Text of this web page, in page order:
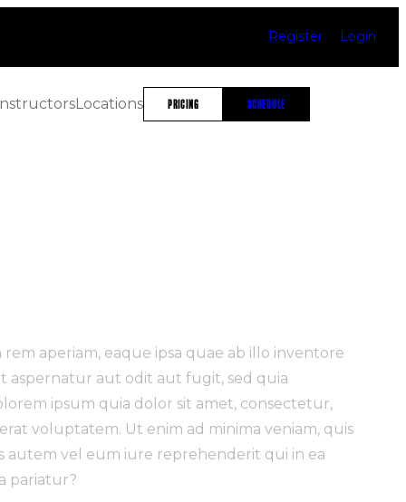
Register Login
InstructorsLocations PRICING SCHEDULE
aperiam, eaque ipsa quae ab illo inventore
aspernatur aut odit aut fugit, sed quia
ipsum quia dolor sit amet, consectetur,
voluptatem. Ut enim ad minima veniam, quis
autem vel eum iure reprehenderit qui in ea
pariatur?